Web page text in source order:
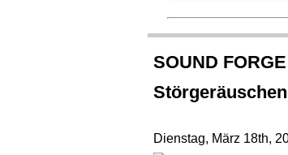
SOUND
Störgeräuschen
Dienstag, März 18th,